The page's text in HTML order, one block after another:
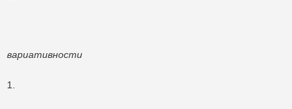
вариативности
1.